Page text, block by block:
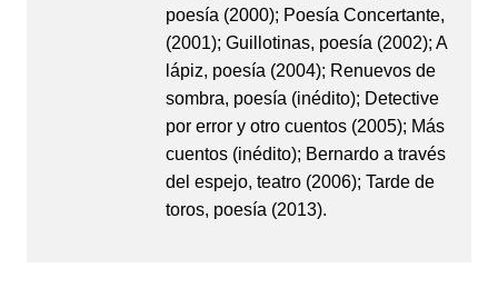
poesía (2000); Poesía Concertante,
(2001); Guillotinas, poesía (2002); A
lápiz, poesía (2004); Renuevos de
sombra, poesía (inédito); Detective
por error y otro cuentos (2005); Más
cuentos (inédito); Bernardo a través
del espejo, teatro (2006); Tarde de
toros, poesía (2013).